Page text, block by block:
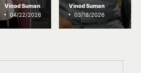
Vinod Suman
04/22/2026
Vinod Suman
03/18/2026